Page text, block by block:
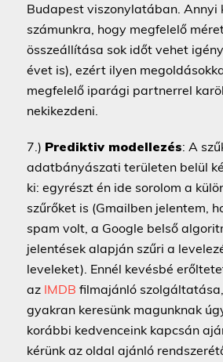
Budapest viszonylatában. Annyi
számunkra, hogy megfelelő
összeállítása sok időt vehet
évet is), ezért ilyen
megfelelő iparági partnerrel
nekikezdeni.
7.) Prediktiv modellezés: A
adatbányászati területen belül
ki: egyrészt én ide sorolom a
szűrőket is (Gmailben jelentem,
spam volt, a Google belső
jelentések alapján szűri a
leveleket). Ennél kevésbé
az IMDB filmajánló
gyakran keresünk magunknak
korábbi kedvenceink kapcsán
kérünk az oldal ajánló